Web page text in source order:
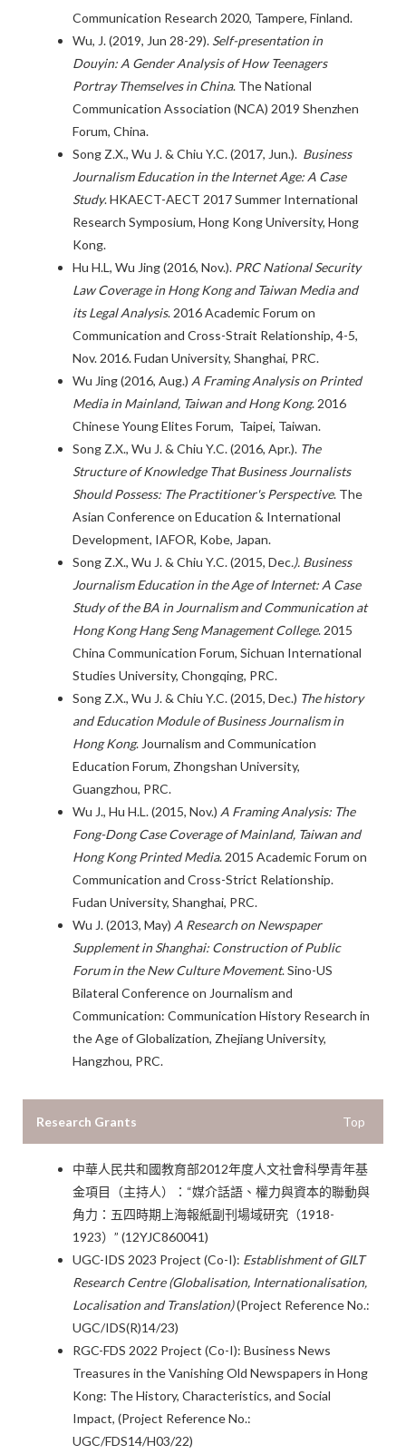
Communication Research 2020, Tampere, Finland.
Wu, J. (2019, Jun 28-29). Self-presentation in
Douyin: A Gender Analysis of How Teenagers
Portray Themselves in China. The National
Communication Association (NCA) 2019 Shenzhen
Forum, China.
Song Z.X., Wu J. & Chiu Y.C. (2017, Jun.). Business
Journalism Education in the Internet Age: A Case
Study. HKAECT-AECT 2017 Summer International
Research Symposium, Hong Kong University, Hong
Kong.
Hu H.L, Wu Jing (2016, Nov.). PRC National Security
Law Coverage in Hong Kong and Taiwan Media and
its Legal Analysis. 2016 Academic Forum on
Communication and Cross-Strait Relationship, 4-5,
Nov. 2016. Fudan University, Shanghai, PRC.
Wu Jing (2016, Aug.) A Framing Analysis on Printed
Media in Mainland, Taiwan and Hong Kong. 2016
Chinese Young Elites Forum, Taipei, Taiwan.
Song Z.X., Wu J. & Chiu Y.C. (2016, Apr.). The
Structure of Knowledge That Business Journalists
Should Possess: The Practitioner's Perspective. The
Asian Conference on Education & International
Development, IAFOR, Kobe, Japan.
Song Z.X., Wu J. & Chiu Y.C. (2015, Dec.). Business
Journalism Education in the Age of Internet: A Case
Study of the BA in Journalism and Communication at
Hong Kong Hang Seng Management College. 2015
China Communication Forum, Sichuan International
Studies University, Chongqing, PRC.
Song Z.X., Wu J. & Chiu Y.C. (2015, Dec.) The history
and Education Module of Business Journalism in
Hong Kong. Journalism and Communication
Education Forum, Zhongshan University,
Guangzhou, PRC.
Wu J., Hu H.L. (2015, Nov.) A Framing Analysis: The
Fong-Dong Case Coverage of Mainland, Taiwan and
Hong Kong Printed Media. 2015 Academic Forum on
Communication and Cross-Strict Relationship.
Fudan University, Shanghai, PRC.
Wu J. (2013, May) A Research on Newspaper
Supplement in Shanghai: Construction of Public
Forum in the New Culture Movement. Sino-US
Bilateral Conference on Journalism and
Communication: Communication History Research in
the Age of Globalization, Zhejiang University,
Hangzhou, PRC.
Top
Research Grants
中華人民共和國教育部2012年度人文社會科學青年基
金項目（主持人）：“媒介話語、權力與資本的聯動與
角力：五四時期上海報紙副刊場域研究（1918-
1923）” (12YJC860041)
UGC-IDS 2023 Project (Co-I): Establishment of GILT
Research Centre (Globalisation, Internationalisation,
Localisation and Translation)(Project Reference No.:
UGC/IDS(R)14/23)
RGC-FDS 2022 Project (Co-I): Business News
Treasures in the Vanishing Old Newspapers in Hong
Kong: The History, Characteristics, and Social
Impact, (Project Reference No.:
UGC/FDS14/H03/22)